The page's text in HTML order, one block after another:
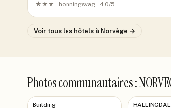
★★★ · honningsvag · 4.0/5
Voir tous les hôtels à Norvège →
Photos communautaires :
Building